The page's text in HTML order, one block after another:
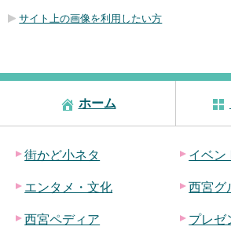
サイト上の画像を利用したい方
ホーム
街かど小ネタ イベン
エンタメ・文化 西宮グ
西宮ペディア プレゼ